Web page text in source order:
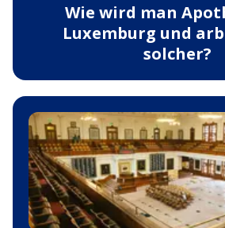
Wie wird man
Luxemburg und
solcher?